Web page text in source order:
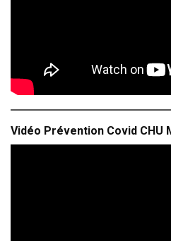
Vidéo Prévention Covid CHU